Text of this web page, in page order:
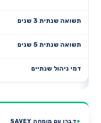
דברו עם מומחה SAVEY